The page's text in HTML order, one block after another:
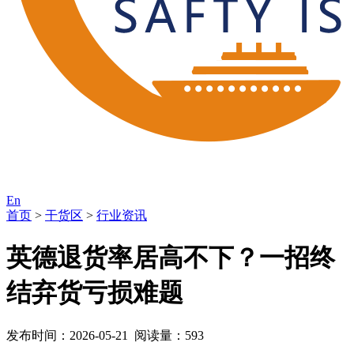
En
首页 > 干货区 > 行业资讯
英德退货率居高不下？一招终
结弃货亏损难题
发布时间：2026-05-21 阅读量：593